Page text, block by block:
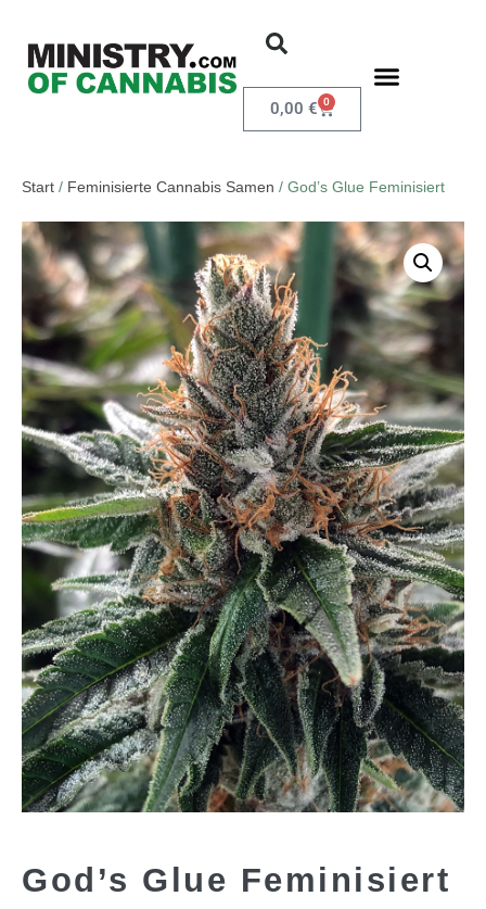
0,00 € 0
Start / Feminisierte Cannabis Samen / God’s Glue Feminisiert
God’s Glue Feminisiert